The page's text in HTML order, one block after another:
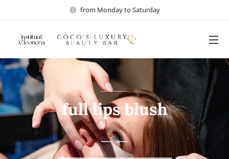
from Monday to Saturday
full lips blush